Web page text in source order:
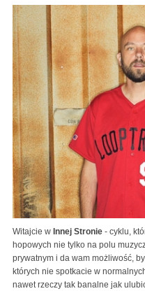
Witajcie w Innej Stronie - cyklu,
hopowych nie tylko na polu
prywatnym i da wam możliwość,
których nie spotkacie w
nawet rzeczy tak banalne jak